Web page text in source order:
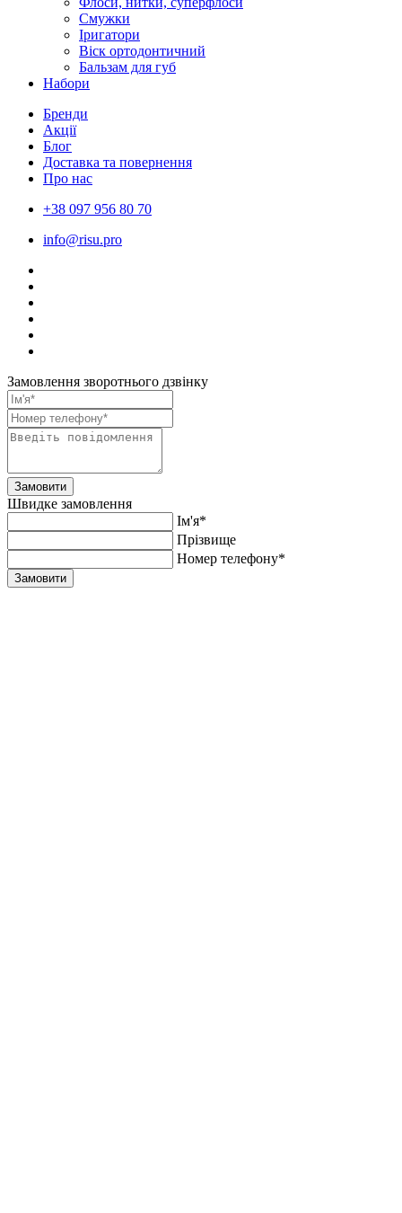
Смужки
Іригатори
Віск ортодонтичний
Бальзам для губ
Набори
Бренди
Акції
Блог
Доставка та повернення
Про нас
+38 097 956 80 70
info@risu.pro
Замовлення зворотнього дзвінку
Замовити
Швидке замовлення
Ім'я*
Прiзвище
Номер телефону*